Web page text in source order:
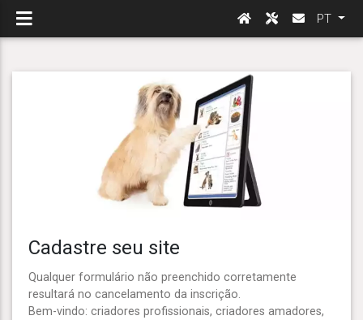
PT
Cadastre seu site
Qualquer formulário não preenchido corretamente
resultará no cancelamento da inscrição.
Bem-vindo: criadores profissionais, criadores amadores,